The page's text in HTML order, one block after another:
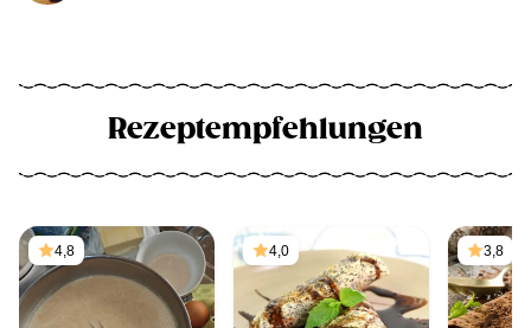
Rezeptempfehlungen
4,8 4,0 3,8